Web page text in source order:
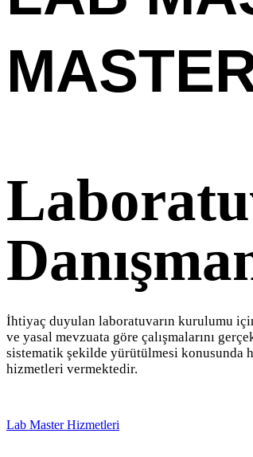
İhtiyaç duyulan laboratuvarın kurulumu
ve yasal mevzuata göre çalışmalarını
sistematik şekilde yürütülmesi konusunda
hizmetleri vermektedir.
Lab Master Hizmetleri